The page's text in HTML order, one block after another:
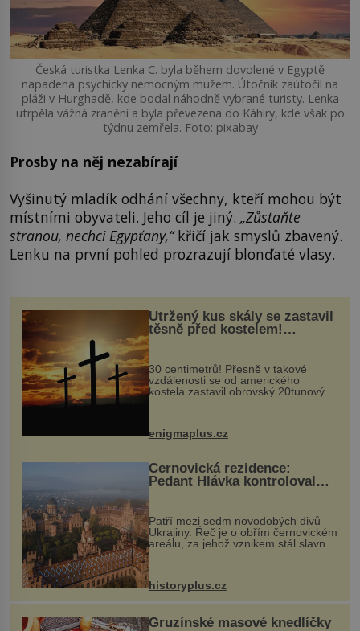
Česká turistka Lenka C. byla během dovolené v Egyptě
napadena psychicky nemocným mužem. Útočník zaútočil na
pláži v Hurghadě, kde bodal náhodně vybrané turisty. Lenka
utrpěla vážná zranění a byla převezena do Káhiry, kde však po
týdnu zemřela. Foto: pixabay
Prosby na něj nezabírají
Vyšinutý mladík odhání všechny, kteří mohou být
místními obyvateli. Jeho cíl je jiný. „Zůstaňte
stranou, nechci Egypťany,“křičí jak smyslů zbavený.
Lenku na první pohled prozrazují blonďaté vlasy.
Utržený kus skály se zastavil
těsně před kostelem!
Ochránila ho boží síla?
30 centimetrů! Přesně v takové
vzdálenosti se od amerického
kostela zastavil obrovský 20tunový
...
enigmaplus.cz
Černovická rezidence:
Pedant Hlávka kontroloval
Patří mezi sedm novodobých divů
Ukrajiny. Řeč je o obřím černovickém
areálu, za jehož vznikem stál slavný
český architekt Josef Hlávka. Ten si
na něm dal mimořádně záležet. Jeho
historyplus.cz
Gruzínské masové knedlíčky